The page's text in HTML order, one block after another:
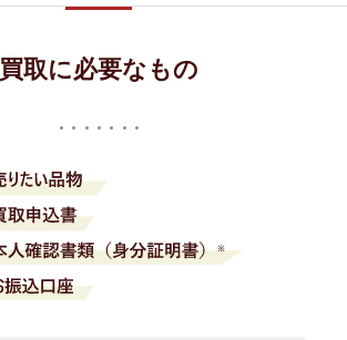
買取に必要なもの